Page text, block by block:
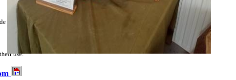
su utilización
use.